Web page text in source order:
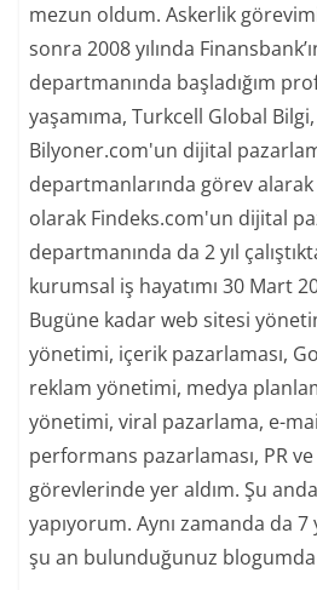
mezun oldum. Askerlik
sonra 2008 yılında
departmanında başladığım
yaşamıma, Turkcell Global
Bilyoner.com'un dijital
departmanlarında görev
olarak Findeks.com'un dijital
departmanında da 2 yıl
kurumsal iş hayatımı 30 Mart
Bugüne kadar web sitesi
yönetimi, içerik pazarlaması,
reklam yönetimi, medya
yönetimi, viral pazarlama, e-
performans pazarlaması, PR
görevlerinde yer aldım. Şu
yapıyorum. Aynı zamanda da 7
şu an bulunduğunuz